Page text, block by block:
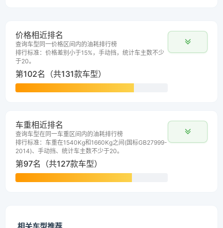
价格相近排名
查询车型同一价格区间内的油耗排行榜
排行标准：价格差别小于15%，手动挡，统计车主数不少
于20。
第102名（共131款车型）
车重相近排名
查询车型在同一车重区间内的油耗排行榜
排行标准：车重在1540Kg和1660Kg之间(国标GB27999-
2014)、手动挡、统计车主数不少于20。
第97名（共127款车型）